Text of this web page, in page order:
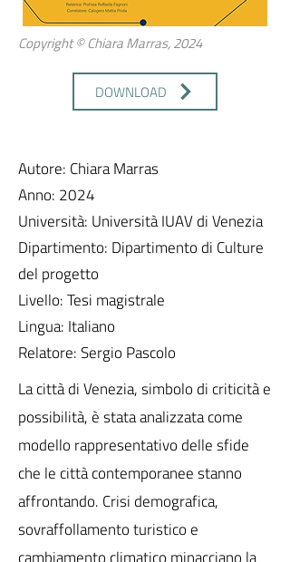
Copyright © Chiara Marras, 2024
DOWNLOAD
Autore: Chiara Marras
Anno: 2024
Università: Università IUAV di Venezia
Dipartimento: Dipartimento di Culture
del progetto
Livello: Tesi magistrale
Lingua: Italiano
Relatore: Sergio Pascolo
La città di Venezia, simbolo di criticità e
possibilità, è stata analizzata come
modello rappresentativo delle sfide
che le città contemporanee stanno
affrontando. Crisi demografica,
sovraffollamento turistico e